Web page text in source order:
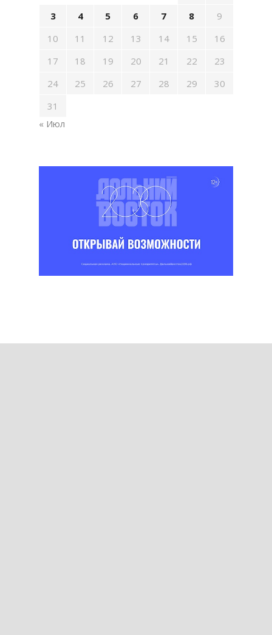
3
4 5 6 7 8
9
10
11 12 13 14 15
16
17
18 19 20 21 22
23
24
25 26 27 28 29
30
31
« Июл